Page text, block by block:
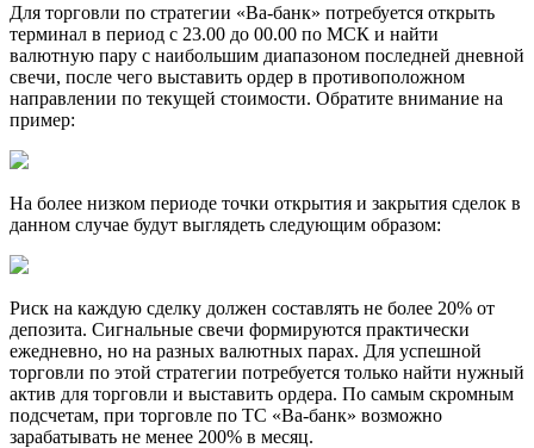
Для торговли по стратегии «Ва-банк» потребуется открыть
терминал в период с 23.00 до 00.00 по МСК и найти
валютную пару с наибольшим диапазоном последней дневной
свечи, после чего выставить ордер в противоположном
направлении по текущей стоимости. Обратите внимание на
пример:
На более низком периоде точки открытия и закрытия сделок в
данном случае будут выглядеть следующим образом:
Риск на каждую сделку должен составлять не более 20% от
депозита. Сигнальные свечи формируются практически
ежедневно, но на разных валютных парах. Для успешной
торговли по этой стратегии потребуется только найти нужный
актив для торговли и выставить ордера. По самым скромным
подсчетам, при торговле по ТС «Ва-банк» возможно
зарабатывать не менее 200% в месяц.